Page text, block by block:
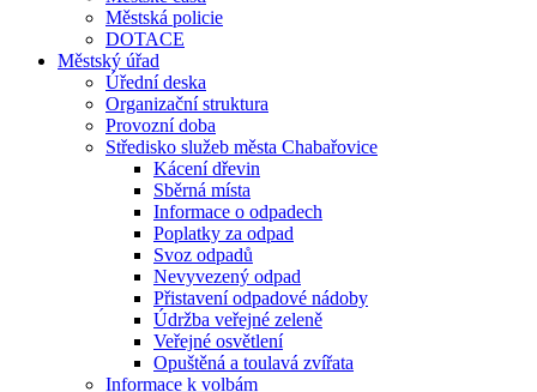
Městská policie
DOTACE
Městský úřad
Úřední deska
Organizační struktura
Provozní doba
Středisko služeb města Chabařovice
Kácení dřevin
Sběrná místa
Informace o odpadech
Poplatky za odpad
Svoz odpadů
Nevyvezený odpad
Přistavení odpadové nádoby
Údržba veřejné zeleně
Veřejné osvětlení
Opuštěná a toulavá zvířata
Informace k volbám